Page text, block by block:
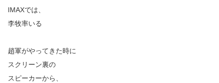
IMAXでは、
李牧率いる
趙軍がやってきた時に
スクリーン裏の
スピーカーから、